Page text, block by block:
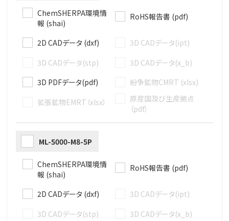
ChemSHERPA環境情
報 (shai)
RoHS報告書 (pdf)
2D CADデータ (dxf)
3D CADデータ(ipt)
3D CADデータ(stp)
3D CADデータ(x_b)
3D PDFデータ(pdf)
紛争鉱物CMRT (xlsx)
拡張鉱物EMRT（xlsx）
原産国及び生産拠点
（pdf）
ML-5000-M8-5P
ChemSHERPA環境情
報 (shai)
RoHS報告書 (pdf)
2D CADデータ (dxf)
3D CADデータ(ipt)
3D CADデータ(stp)
3D CADデータ(x_b)